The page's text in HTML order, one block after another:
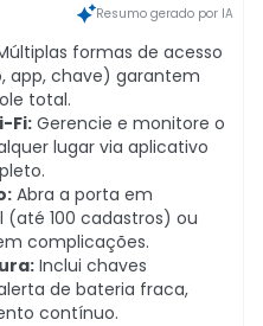
Resumo gerado por IA
formas de acesso
app, chave) garantem
total.
Fi:Gerencie e monitore o
lugar via aplicativo
Abra a porta em
100 cadastros) ou
complicações.
Inclui chaves
de bateria fraca,
contínuo.